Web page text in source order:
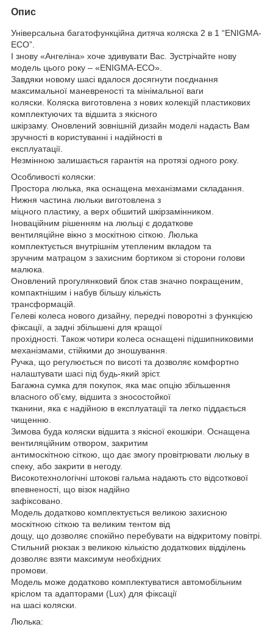
Опис
Універсальна багатофункційна дитяча коляска 2 в 1 “ENIGMA-
ECO”.
І знову «Ангеліна» хоче здивувати Вас. Зустрічайте нову
модель цього року – «ENIGMA-ECO».
Завдяки новому шасі вдалося досягнути поєднання
максимальної маневреності та мінімальної ваги
коляски. Коляска виготовлена з нових колекцій пластикових
комплектуючих та відшита з якісного
шкірзаму. Оновлений зовнішній дизайн моделі надасть Вам
зручності в користуванні і надійності в
експлуатації.
Незмінною залишається гарантія на протязі одного року.
Особливості коляски:
Простора люлька, яка оснащена механізмами складання.
Нижня частина люльки виготовлена з
міцного пластику, а верх обшитий шкірзамінником.
Іноваційним рішенням на люльці є додаткове
вентиляційне вікно з москітною сіткою. Люлька
комплектується внутрішнім утепленим вкладом та
зручним матрацом з захисним бортиком зі сторони голови
малюка.
Оновлений прогулянковий блок став значно покращеним,
компактнішим і набув більшу кількість
трансформацій.
Гелеві колеса нового дизайну, передні поворотні з функцією
фіксації, а задні збільшені для кращої
прохідності. Також чотири колеса оснащені підшипниковими
механізмами, стійкими до зношування.
Ручка, що регулюється по висоті та дозволяє комфортно
налаштувати шасі під будь-який зріст.
Багажна сумка для покупок, яка має опцію збільшення
власного об’єму, відшита з зносостойкої
тканини, яка є надійною в експлуатації та легко піддається
чищенню.
Зимова буда коляски відшита з якісної екошкіри. Оснащена
вентиляційним отвором, закритим
антимоскітною сіткою, що дає змогу провітрювати люльку в
спеку, або закрити в негоду.
Високотехнологічні штокові гальма надають сто відсоткової
впевненості, що візок надійно
зафіксовано.
Модель додатково комплектується великою захисною
москітною сіткою та великим тентом від
дощу, що дозволяє спокійно перебувати на відкритому повітрі.
Стильний рюкзак з великою кількістю додаткових відділень
дозволяє взяти максимум необхідних
промови.
Модель може додатково комплектуватися автомобільним
кріслом та адапторами (Lux) для фіксації
на шасі коляски.
Люлька: